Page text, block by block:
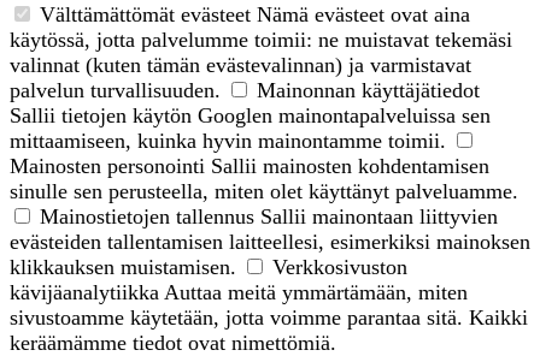
Välttämättömät evästeet Nämä evästeet ovat aina
käytössä, jotta palvelumme toimii: ne muistavat tekemäsi
valinnat (kuten tämän evästevalinnan) ja varmistavat
palvelun turvallisuuden.
Mainonnan käyttäjätiedot
Sallii tietojen käytön Googlen mainontapalveluissa sen
mittaamiseen, kuinka hyvin mainontamme toimii.
Mainosten personointi Sallii mainosten kohdentamisen
sinulle sen perusteella, miten olet käyttänyt palveluamme.
Mainostietojen tallennus Sallii mainontaan liittyvien
evästeiden tallentamisen laitteellesi, esimerkiksi mainoksen
klikkauksen muistamisen.
Verkkosivuston
kävijäanalytiikka Auttaa meitä ymmärtämään, miten
sivustoamme käytetään, jotta voimme parantaa sitä. Kaikki
keräämämme tiedot ovat nimettömiä.